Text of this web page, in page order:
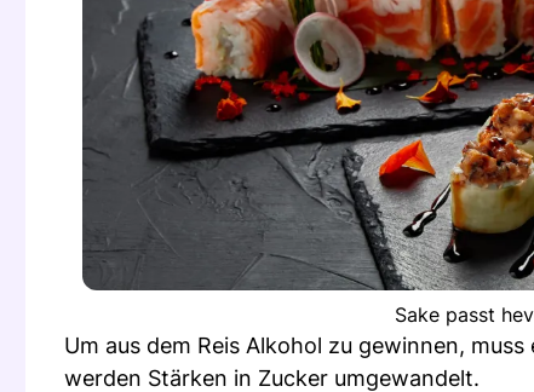
Sake passt
Um aus dem Reis Alkohol zu gewinnen,
werden Stärken in Zucker umgewandelt.